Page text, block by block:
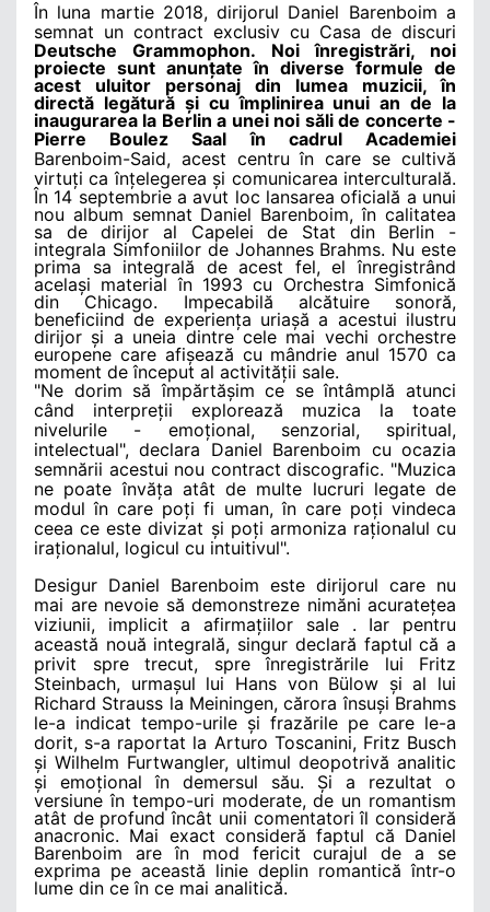
În luna martie 2018, dirijorul Daniel Barenboim a
semnat un contract exclusiv cu Casa de discuri
Deutsche Grammophon. Noi înregistrări, noi
proiecte sunt anunțate în diverse formule de
acest uluitor personaj din lumea muzicii, în
directă legătură și cu împlinirea unui an de la
inaugurarea la Berlin a unei noi săli de concerte -
Pierre Boulez Saal în cadrul Academiei
Barenboim-Said, acest centru în care se cultivă
virtuți ca înțelegerea și comunicarea interculturală.
În 14 septembrie a avut loc lansarea oficială a unui
nou album semnat Daniel Barenboim, în calitatea
sa de dirijor al Capelei de Stat din Berlin -
integrala Simfoniilor de Johannes Brahms. Nu este
prima sa integrală de acest fel, el înregistrând
același material în 1993 cu Orchestra Simfonică
din Chicago. Impecabilă alcătuire sonoră,
beneficiind de experiența uriașă a acestui ilustru
dirijor și a uneia dintre cele mai vechi orchestre
europene care afișează cu mândrie anul 1570 ca
moment de început al activității sale.
"Ne dorim să împărtășim ce se întâmplă atunci
când interpreții explorează muzica la toate
nivelurile - emoțional, senzorial, spiritual,
intelectual", declara Daniel Barenboim cu ocazia
semnării acestui nou contract discografic. "Muzica
ne poate învăța atât de multe lucruri legate de
modul în care poți fi uman, în care poți vindeca
ceea ce este divizat și poți armoniza raționalul cu
iraționalul, logicul cu intuitivul".
Desigur Daniel Barenboim este dirijorul care nu
mai are nevoie să demonstreze nimăni acuratețea
viziunii, implicit a afirmațiilor sale . Iar pentru
această nouă integrală, singur declară faptul că a
privit spre trecut, spre înregistrările lui Fritz
Steinbach, urmașul lui Hans von Bülow și al lui
Richard Strauss la Meiningen, cărora însuși Brahms
le-a indicat tempo-urile și frazările pe care le-a
dorit, s-a raportat la Arturo Toscanini, Fritz Busch
și Wilhelm Furtwangler, ultimul deopotrivă analitic
și emoțional în demersul său. Și a rezultat o
versiune în tempo-uri moderate, de un romantism
atât de profund încât unii comentatori îl consideră
anacronic. Mai exact consideră faptul că Daniel
Barenboim are în mod fericit curajul de a se
exprima pe această linie deplin romantică într-o
lume din ce în ce mai analitică.